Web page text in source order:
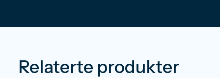
Relaterte produkter